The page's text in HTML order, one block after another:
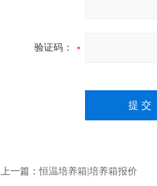
验证码：
上一篇：恒温培养箱|培养箱报价